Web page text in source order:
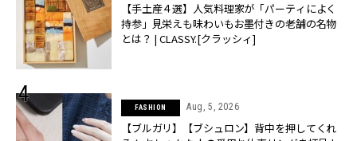
【手土産４選】人気料理家が「パーティによく
持参」見栄えも味わいもお墨付きの老舗の名物
とは？ | CLASSY.[クラッシィ]
FASHION Aug, 5, 2026
【ブルガリ】【ブシュロン】背中を押してくれ